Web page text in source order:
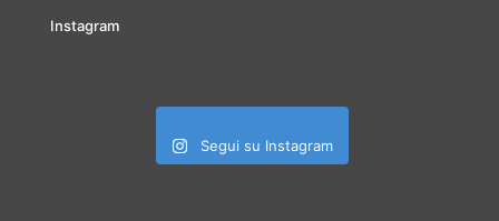
Instagram
Segui su Instagram